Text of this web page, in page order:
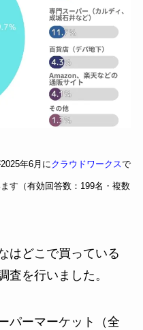
年6月にクラウドワークスで
す（有効回答数：199名・複数
はどこで買っている
査を行いました。
パーマーケット（全